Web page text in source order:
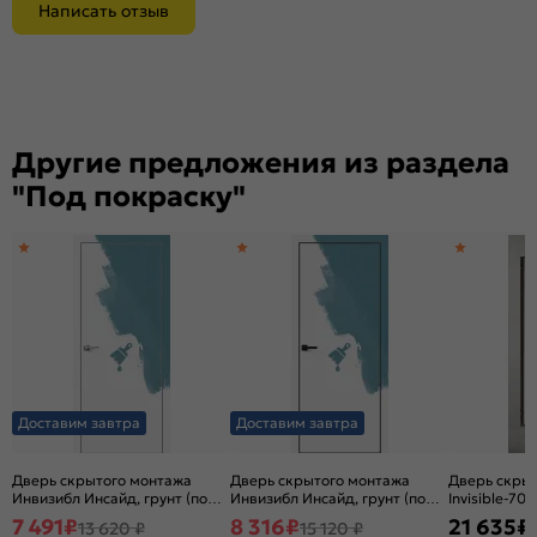
Написать отзыв
Другие предложения из раздела
"Под покраску"
Доставим завтра
Дверь скрытого монтажа
Инвизибл Инсайд, грунт (под
окраску), полотно с
7 491₽13 620 ₽
Доставим завтра
Дверь скрытого монтажа
Инвизибл Инсайд, грунт (под
окраску), Грунт, кромка
8 316₽15 120 ₽
Дверь
Invisible-
окраску),
21 635₽